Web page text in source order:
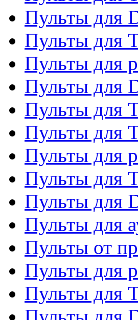
Пульты для
Пульты для
Пульты для
Пульты для
Пульты для
Пульты для
Пульты для
Пульты для
Пульты для
Пульты для
Пульты от
Пульты для
Пульты для